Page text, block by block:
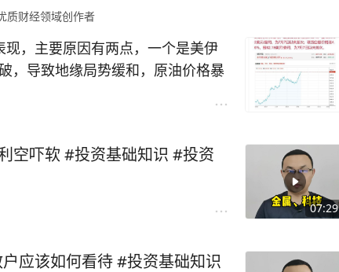
#[图片]
质财经领域创作者
，主要原因有两点，一个是美伊
，导致地缘局势缓和，原油价格暴
增加4.4万人，预期7万人，前值9.
ADP就业数据爆冷，创出近2个月
07:29
空吓软 #投资基础知识 #投资
应该如何看待 #投资基础知识